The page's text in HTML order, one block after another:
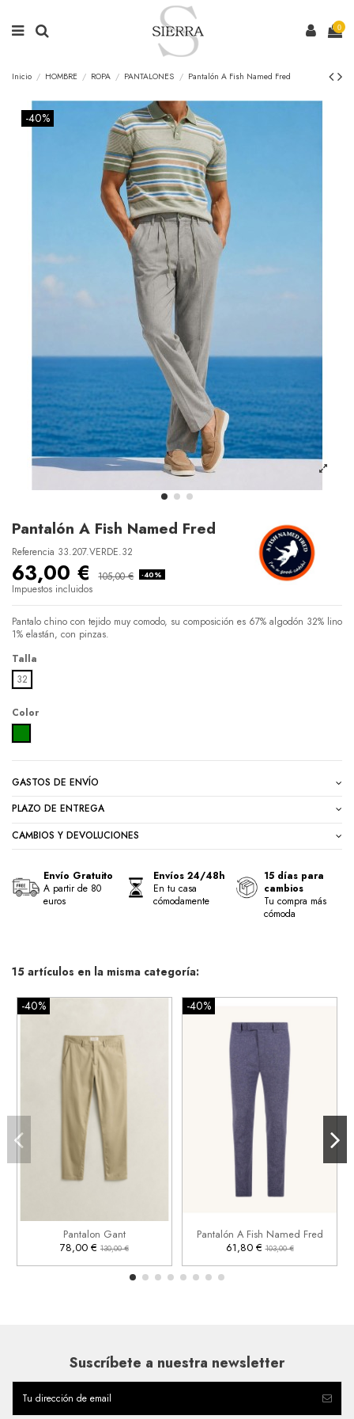
0
Inicio HOMBRE ROPA PANTALONES Pantalón A Fish Named Fred
-40%
Pantalón A Fish Named Fred
Referencia 33.207.VERDE.32
63,00 € 105,00 € -40%
Impuestos incluidos
Pantalo chino con tejido muy comodo, su composición es 67% algodón 32% lino
1% elastán, con pinzas.
Talla
32
Color
GASTOS DE ENVÍO
PLAZO DE ENTREGA
CAMBIOS Y DEVOLUCIONES
Envío Gratuito
A partir de 80
euros
Envíos 24/48h
En tu casa
cómodamente
15 días para
cambios
Tu compra más
cómoda
15 artículos en la misma categoría:
-40%
Pantalon Gant
78,00 € 130,00 €
 Añadir al carrito
-40%
Pantalón A Fish Named Fred
61,80 €103,00 €
48 50
 Añadir al carrito
Suscríbete a nuestra newsletter